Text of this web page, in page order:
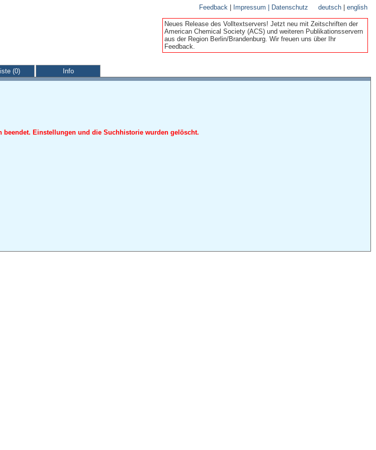
Feedback Impressum | Datenschutz deutsch |english
Neues Release des Volltextservers! Jetzt neu mit Zeitschriften der
American Chemical Society (ACS) und weiteren Publikationsservern
aus der Region Berlin/Brandenburg. Wir freuen uns über Ihr
Feedback.
(0) Info
Einstellungen und die Suchhistorie wurden gelöscht.